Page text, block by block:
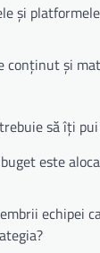
și
conținut și
să îți
este
echipei